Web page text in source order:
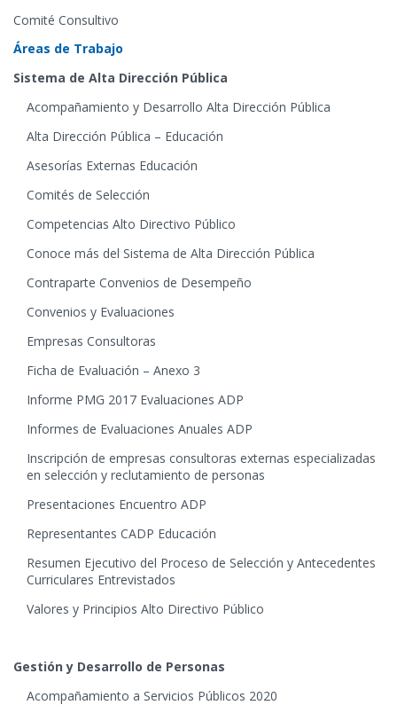
Comité Consultivo
Áreas de Trabajo
Sistema de Alta Dirección Pública
Acompañamiento y Desarrollo Alta Dirección Pública
Alta Dirección Pública – Educación
Asesorías Externas Educación
Comités de Selección
Competencias Alto Directivo Público
Conoce más del Sistema de Alta Dirección Pública
Contraparte Convenios de Desempeño
Convenios y Evaluaciones
Empresas Consultoras
Ficha de Evaluación – Anexo 3
Informe PMG 2017 Evaluaciones ADP
Informes de Evaluaciones Anuales ADP
Inscripción de empresas consultoras externas especializadas
en selección y reclutamiento de personas
Presentaciones Encuentro ADP
Representantes CADP Educación
Resumen Ejecutivo del Proceso de Selección y Antecedentes
Curriculares Entrevistados
Valores y Principios Alto Directivo Público
Gestión y Desarrollo de Personas
Acompañamiento a Servicios Públicos 2020